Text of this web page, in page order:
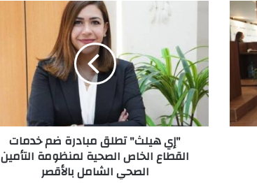
مبادرة
ضم
خدمات
القطاع
الخاص
الصحية
لمنظومة
التأمين
"إي هيلث" تطلق مبادرة ضم خدمات
القطاع الخاص الصحية لمنظومة التأمين
الصحي الشامل بالأقصر